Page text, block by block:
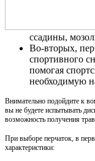
ссадины,
Во-вторых,
спортивного
помогая
необходимую
Внимательно подойдите к
вы не будете испытывать
возможность получения
При выборе перчаток, в
характеристики: